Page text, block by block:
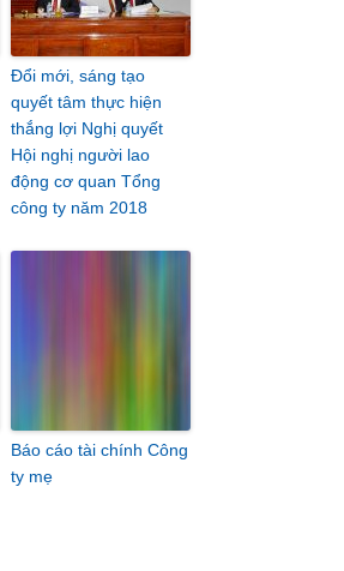
Đổi mới, sáng tạo
quyết tâm thực hiện
thắng lợi Nghị quyết
Hội nghị người lao
động cơ quan Tổng
công ty năm 2018
Báo cáo tài chính Công
ty mẹ